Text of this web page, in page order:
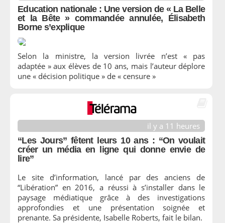
Education nationale : Une version de « La Belle
et la Bête » commandée annulée, Élisabeth
Borne s’explique
Selon la ministre, la version livrée n’est « pas
adaptée » aux élèves de 10 ans, mais l’auteur déplore
une « décision politique » de « censure »
il y a 11 heures
“Les Jours” fêtent leurs 10 ans : “On voulait
créer un média en ligne qui donne envie de
lire”
Le site d’information, lancé par des anciens de
“Libération” en 2016, a réussi à s’installer dans le
paysage médiatique grâce à des investigations
approfondies et une présentation soignée et
prenante. Sa présidente, Isabelle Roberts, fait le bilan.